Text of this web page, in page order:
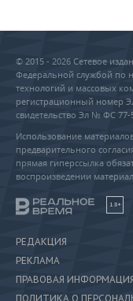
© 2015 - 2026 Сетевое
Федеральной службой по
технологий и массовых
регистрационный номер
свидетельство Эл № ФС 77-
Использование
предварительного
прямая гиперссылка
воспроизведении
18+
РЕДАКЦИЯ
РЕКЛАМА
ПРАВОВАЯ
ПОЛИТИКА О